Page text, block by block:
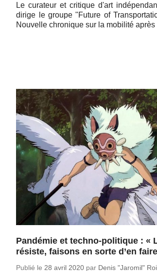
Le cu­ra­teur et cri­tique d'art
dirige le groupe "Future of
Nou­velle chro­nique sur la mo­bi­lité après
Pandémie et techno-politique : «
résiste, faisons en sorte d’en
Publié le 28 avril 2020 par Denis "Jaromil"